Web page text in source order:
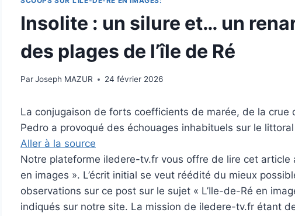
Insolite : un silure et… un
des plages de l’île de Ré
ParJoseph MAZUR 24 février 2026
La conjugaison de forts coefficients de marée, de la crue
Pedro a provoqué des échouages inhabituels sur le
Aller à la source
Notre plateforme iledere-tv.fr vous offre de lire cet article
en images ». L’écrit initial se veut réédité du mieux
observations sur ce post sur le sujet « L’Ile-de-Ré en
indiqués sur notre site. La mission de iledere-tv.fr étant